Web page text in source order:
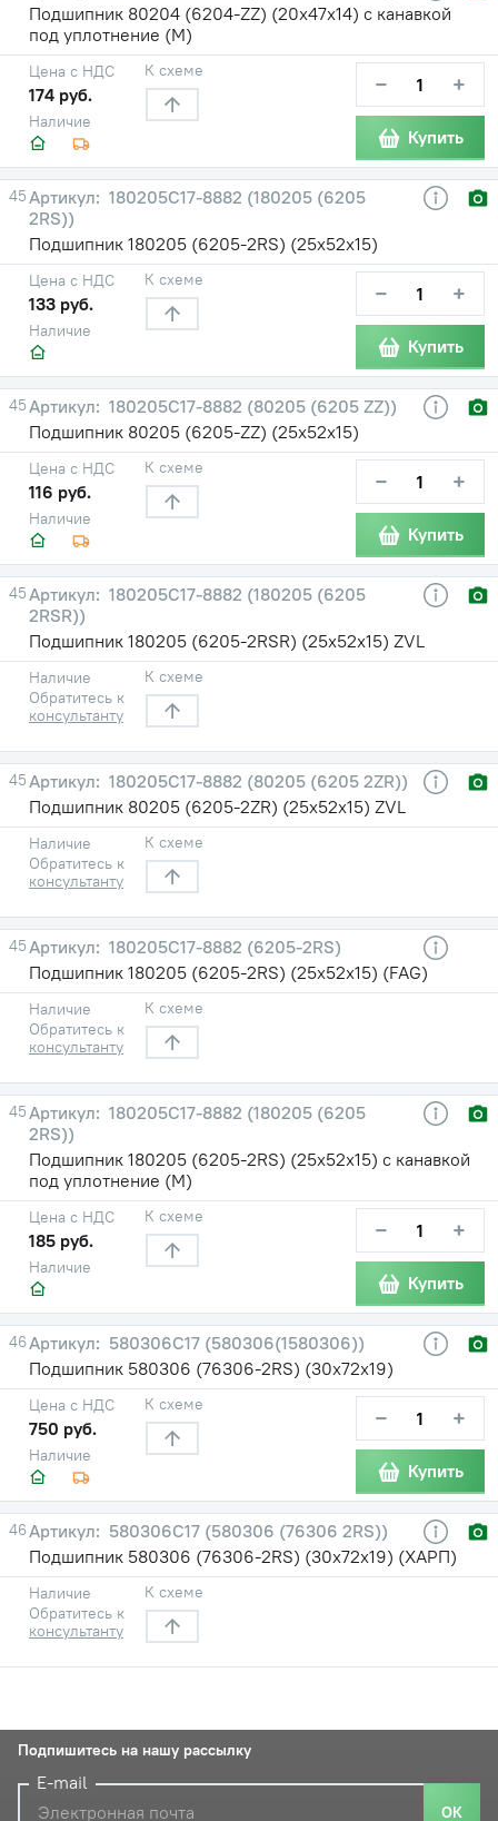
Подшипник 80204 (6204-ZZ) (20х47х14) с канавкой
под уплотнение (М)
Наличие
Цена с НДС
174 руб.
К схеме − +
Купить
45
180205С17-8882 (180205 (6205
2RS))
Подшипник 180205 (6205-2RS) (25х52х15)
Наличие
Цена с НДС
133 руб.
К схеме − +
Купить
45
180205С17-8882 (80205 (6205 ZZ))
Подшипник 80205 (6205-ZZ) (25х52х15)
Наличие
Цена с НДС
116 руб.
К схеме − +
Купить
45
180205С17-8882 (180205 (6205
2RSR))
Подшипник 180205 (6205-2RSR) (25х52х15) ZVL
Наличие
Обратитесь к
консультанту
К схеме
45
180205С17-8882 (80205 (6205 2ZR))
Подшипник 80205 (6205-2ZR) (25х52х15) ZVL
Наличие
Обратитесь к
консультанту
К схеме
45
180205С17-8882 (6205-2RS)
Подшипник 180205 (6205-2RS) (25х52х15) (FAG)
Наличие
Обратитесь к
консультанту
К схеме
45
180205С17-8882 (180205 (6205
2RS))
Подшипник 180205 (6205-2RS) (25х52х15) с канавкой
под уплотнение (М)
Наличие
Цена с НДС
185 руб.
К схеме − +
Купить
46
580306С17 (580306(1580306))
Подшипник 580306 (76306-2RS) (30х72х19)
Наличие
Цена с НДС
750 руб.
К схеме − +
Купить
46
580306С17 (580306 (76306 2RS))
Подшипник 580306 (76306-2RS) (30х72х19) (ХАРП)
Наличие
Обратитесь к
консультанту
К схеме
Подпишитесь на нашу рассылку
E-mail
ОК